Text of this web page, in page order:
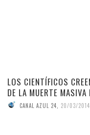
LOS CIENTÍFICOS
DE LA MUERTE MASIVA
CANAL AZUL 24 20/03/2014